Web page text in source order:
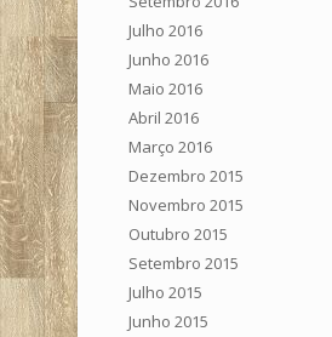
Julho 2016
Junho 2016
Maio 2016
Abril 2016
Março 2016
Dezembro 2015
Novembro 2015
Outubro 2015
Setembro 2015
Julho 2015
Junho 2015